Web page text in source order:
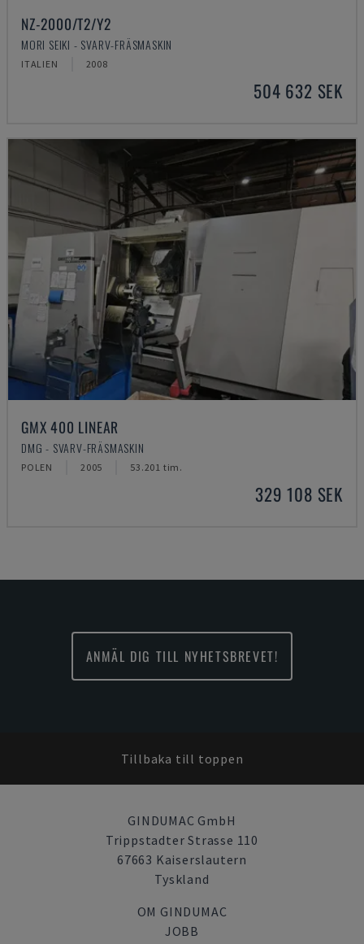
NZ-2000/T2/Y2
MORI SEIKI - SVARV-FRÄSMASKIN
ITALIEN 2008
504 632 SEK
GMX 400 LINEAR
DMG - SVARV-FRÄSMASKIN
POLEN 2005 53.201 tim.
329 108 SEK
ANMÄL DIG TILL NYHETSBREVET!
Tillbaka till toppen
GINDUMAC GmbH
Trippstadter Strasse 110
67663 Kaiserslautern
Tyskland
OM GINDUMAC
JOBB